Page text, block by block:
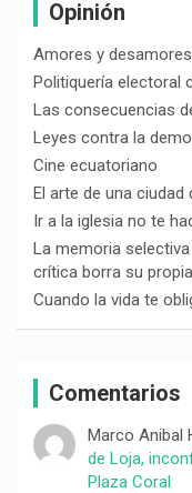
Opinión
Amores y
Politiquería electoral
Las consecuencias
Leyes contra la
Cine ecuatoriano
El arte de una
Ir a la iglesia no te
La memoria
crítica borra su
Cuando la vida te
Comentarios
Marco Anibal
de Loja,
Plaza Coral